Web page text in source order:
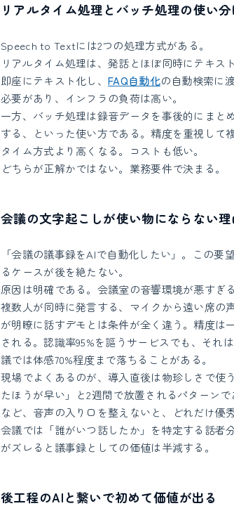
リアルタイム処理とバッチ処理の使い分
Speech to Textには2つの処理方式がある。
リアルタイム処理は、発話とほぼ同時にテキ
即座にテキスト化し、 FAQ自動化の自動検索に
必要があり、インフラの負荷は高い。
一方、バッチ処理は録音データを事後的にまと
する、といった使い方である。精度を重視して
タイム方式より高くなる。コストも低い。
どちらが正解かではない。業務要件で決まる。
会議の文字起こしが使い物にならない理
「会議の議事録をAIで自動化したい」。この
るケースが後を絶たない。
原因は明確である。会議室の音響環境が悪すぎる
複数人が同時に発言する、マイクから遠い席の
が明瞭に話すデモとは条件が全く違う。精度は
される。認識率95%を謳うサービスでも、それ
議では体感70%程度まで落ちることがある。
現場でよくあるのが、導入直後は物珍しさで使
たほうが早い」と2週間で放置されるパターン
など、音声の入り口を整えないと、どれだけ優
会議では「誰がいつ話したか」を特定する話者
がズレると議事録としての価値は半減する。
後工程のAIと繋いで初めて価値が出る